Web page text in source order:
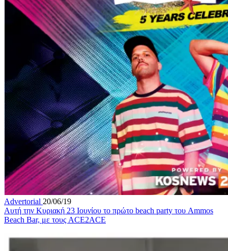
Advertorial 20/06/19
Αυτή την Κυριακή 23 Ιουνίου το πρώτο beach party του Ammos
Beach Bar, με τους ACE2ACE